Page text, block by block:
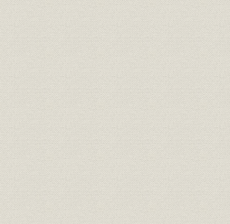
資料6/ ホウの主な改良点
資料7/ 大量生産方式の起源
資料8/ シンガー社の発展とエドワード・クラーク
資料9/ ゲオルグ・ミハエル・パフ
資料10/ ペリーの献貢物
資料11/ ハリスの献上品
資料12/ 日本開国宣教師ハリス
資料13/ 航海中の万次郎
資料14/ 中浜万次郎の生涯
資料15/ 横浜開港当時のもよう
資料16/ 神戸開港とドイツ商社